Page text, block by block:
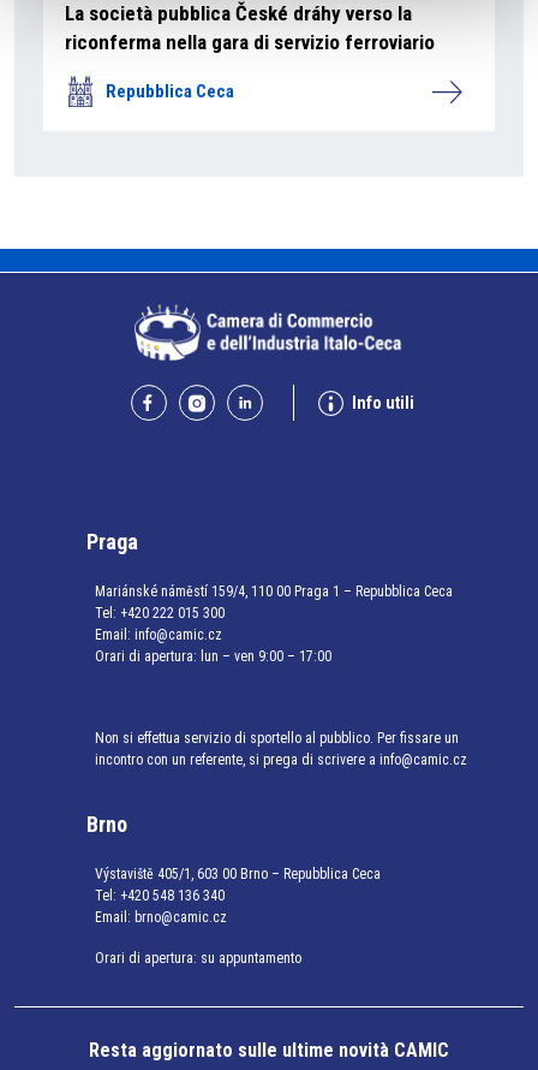
La società pubblica České dráhy verso la
riconferma nella gara di servizio ferroviario
Repubblica Ceca
Info utili
Praga
Mariánské náměstí 159/4, 110 00 Praga 1 – Repubblica Ceca
Tel: +420 222 015 300
Email: info@camic.cz
Orari di apertura: lun – ven 9:00 – 17:00
Non si effettua servizio di sportello al pubblico. Per fissare un
incontro con un referente, si prega di scrivere a info@camic.cz
Brno
Výstaviště 405/1, 603 00 Brno – Repubblica Ceca
Tel: +420 548 136 340
Email: brno@camic.cz
Orari di apertura: su appuntamento
Resta aggiornato sulle ultime novità CAMIC